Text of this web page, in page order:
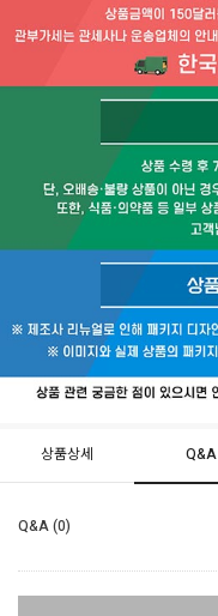
상품상세 Q&A
Q&A (0)